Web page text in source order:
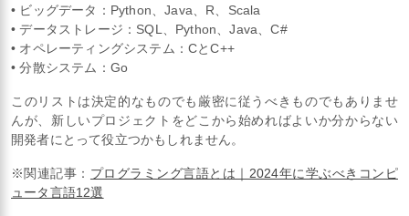
• ビッグデータ：Python、Java、R、Scala
• データストレージ：SQL、Python、Java、C#
• オペレーティングシステム：CとC++
• 分散システム：Go
このリストは決定的なものでも厳密に従うべきものでもありませ
んが、新しいプロジェクトをどこから始めればよいか分からない
開発者にとって役立つかもしれません。
※関連記事： プログラミング言語とは｜2024年に学ぶべきコンピ
ュータ言語12選